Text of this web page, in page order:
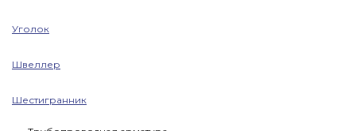
Уголок
Швеллер
Шестигранник